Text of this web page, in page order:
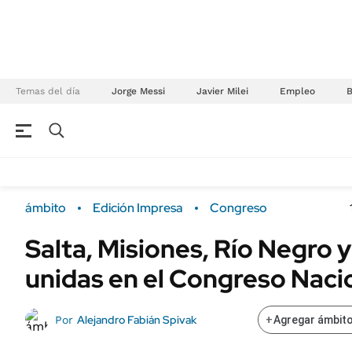
Temas del día Jorge Messi Javier Milei Empleo
Campo
FINANZAS
Mercados
Real Estate
Sustentabilidad
ENERGY REPORT
POLÍTICA
ámbito Edición Impresa Congreso
Salta, Misiones, Río Negro
unidas en el Congreso
Por Alejandro Fabián Spivak +Agregar